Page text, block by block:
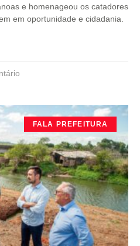
e homenageou os catadores
em oportunidade e cidadania.
FALA PREFEITURA